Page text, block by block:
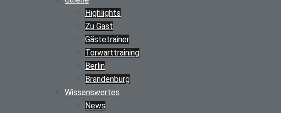
Highlights
Zu Gast
Gästetrainer
Torwarttraining
Berlin
Brandenburg
Wissenswertes
News